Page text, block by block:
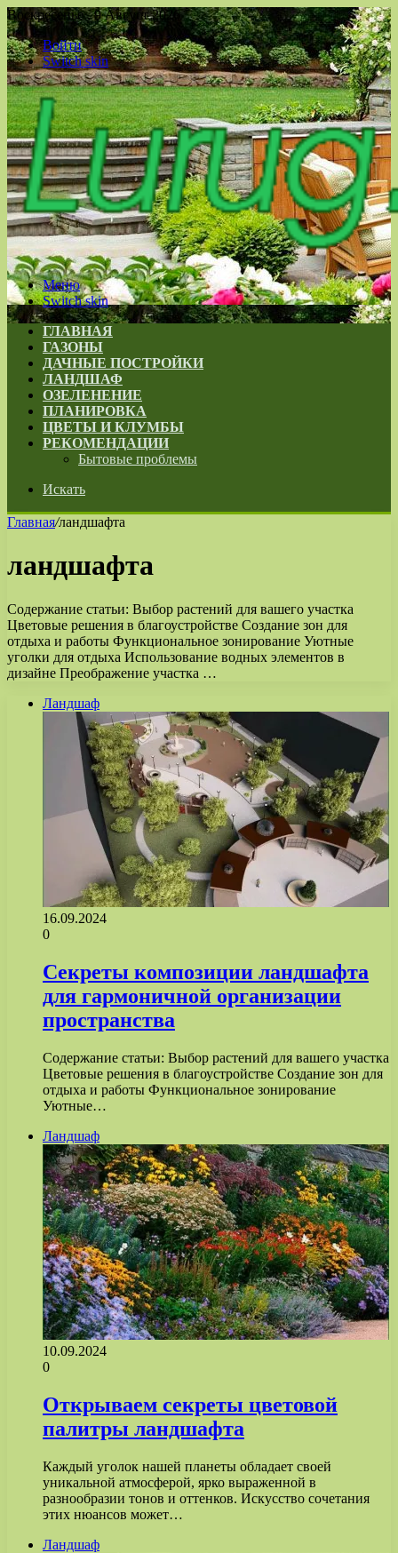
Воскресенье , 9 Август 2026
Войти
Switch skin
Меню
Switch skin
ГЛАВНАЯ
ГАЗОНЫ
ДАЧНЫЕ ПОСТРОЙКИ
ЛАНДШАФ
ОЗЕЛЕНЕНИЕ
ПЛАНИРОВКА
ЦВЕТЫ И КЛУМБЫ
РЕКОМЕНДАЦИИ
Бытовые проблемы
Искать
Главная/ландшафта
ландшафта
Содержание статьи: Выбор растений для вашего участка
Цветовые решения в благоустройстве Создание зон для
отдыха и работы Функциональное зонирование Уютные
уголки для отдыха Использование водных элементов в
дизайне Преображение участка …
Ландшаф
16.09.2024
0
Секреты композиции ландшафта
для гармоничной организации
пространства
Содержание статьи: Выбор растений для вашего участка
Цветовые решения в благоустройстве Создание зон для
отдыха и работы Функциональное зонирование
Уютные…
Ландшаф
10.09.2024
0
Открываем секреты цветовой
палитры ландшафта
Каждый уголок нашей планеты обладает своей
уникальной атмосферой, ярко выраженной в
разнообразии тонов и оттенков. Искусство сочетания
этих нюансов может…
Ландшаф